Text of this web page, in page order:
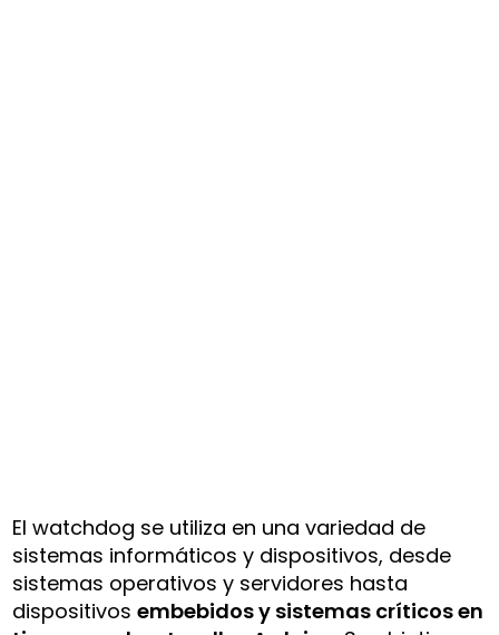
El watchdog se utiliza en una variedad de
sistemas informáticos y dispositivos, desde
sistemas operativos y servidores hasta
dispositivosembebidos y sistemas críticos en